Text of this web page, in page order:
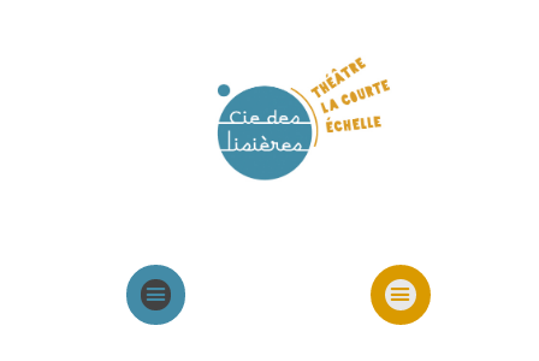
Spectacles cie